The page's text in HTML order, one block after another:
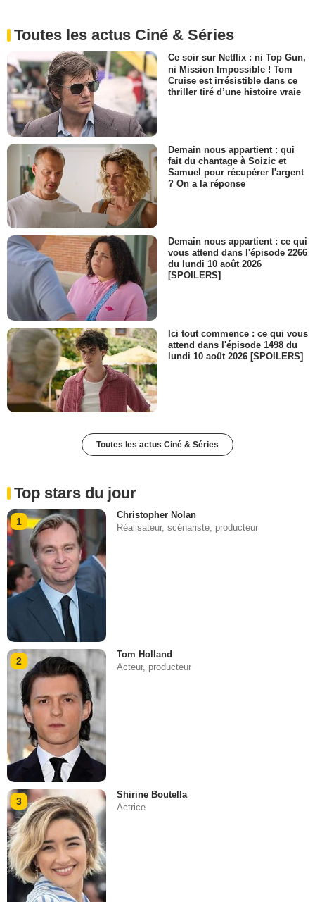
Toutes les actus Ciné & Séries
Ce soir sur Netflix : ni Top Gun,
ni Mission Impossible ! Tom
Cruise est irrésistible dans ce
thriller tiré d’une histoire vraie
Demain nous appartient : qui
fait du chantage à Soizic et
Samuel pour récupérer l'argent
? On a la réponse
Demain nous appartient : ce qui
vous attend dans l'épisode 2266
du lundi 10 août 2026
[SPOILERS]
Ici tout commence : ce qui vous
attend dans l'épisode 1498 du
lundi 10 août 2026 [SPOILERS]
Toutes les actus Ciné & Séries
Top stars du jour
1
Christopher Nolan
Réalisateur, scénariste, producteur
2
Tom Holland
Acteur, producteur
3
Shirine Boutella
Actrice